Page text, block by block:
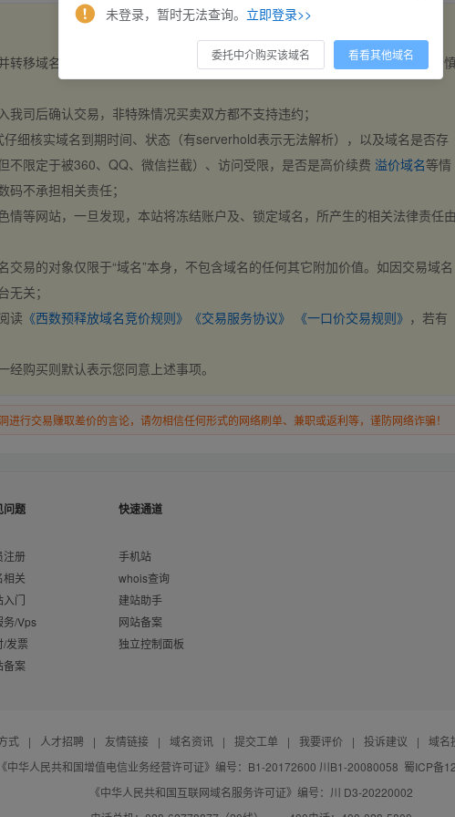
转移域名，交易自动完成。买卖双方都不支持违约，一旦出价不支持撤销，请
司后确认交易，非特殊情况买卖双方都不支持违约；
细核实域名到期时间、状态（有serverhold表示无法解析），以及域名是否存
不限定于被360、QQ、微信拦截）、访问受限，是否是高价续费 溢价域名等情
不承担相关责任；
情等网站，一旦发现，本站将冻结账户及、锁定域名，所产生的相关法律责任
易的对象仅限于“域名”本身，不包含域名的任何其它附加价值。如因交易域名
关；
读 《西数预释放域名竞价规则》 《交易服务协议》 《一口价交易规则》 ，若有
购买则默认表示您同意上述事项。
行交易赚取差价的言论，请勿相信任何形式的网络刷单、兼职或返利等，谨防网络诈骗！
问题
注册
相关
入门
务/Vps
/发票
备案
快速通道
手机站
whois查询
建站助手
网站备案
独立控制面板
式 | 人才招聘 | 友情链接 | 域名资讯 | 提交工单 | 我要评价 | 投诉建议 |
域名
《中华人民共和国增值电信业务经营许可证》编号：B1-20172600 川B1-20080058 蜀ICP备
《中华人民共和国互联网域名服务许可证》编号：川 D3-20220002
未登录，暂时无法查询。 立即登录>>
委托中介购买该域名 看看其他域名